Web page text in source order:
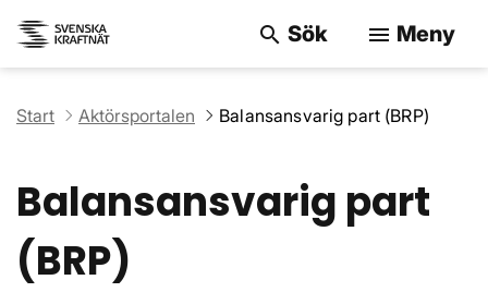
search Sök menu Meny
Start Aktörsportalen Balansansvarig part (BRP)
Balansansvarig part
(BRP)